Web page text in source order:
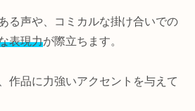
る声や、コミカルな掛け合いでの
表現力が際立ちます。
作品に力強いアクセントを与えて